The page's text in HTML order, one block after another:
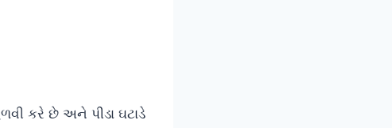
કરે છે અને પીડા ઘટાડે